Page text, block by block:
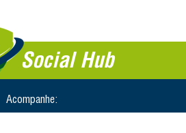
Social Hub
Acompanhe: